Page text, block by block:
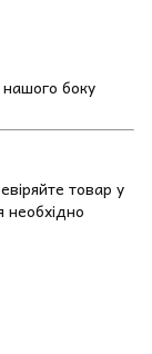
боку
товар у
необхідно